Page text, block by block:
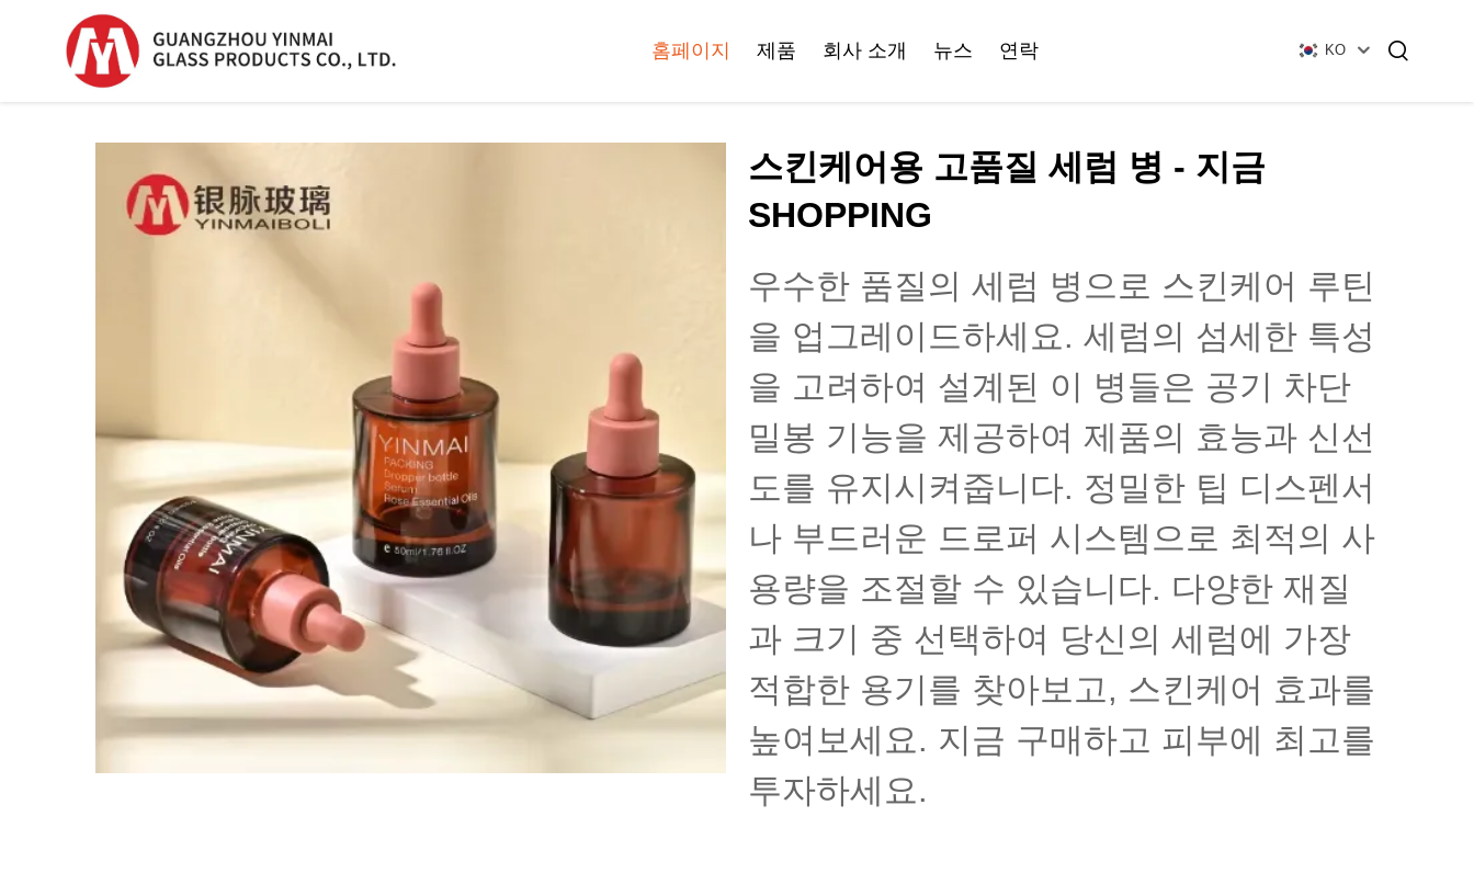
홈페이지 제품
롤온 병 필수유 병
화장품 병 세트
세트
유리 바이알 및 앰플
앰풀
플라스틱 로션 병
전화 / WhatsApp / WeChat:
+8618320020407 문의하기 닫힌
회사 소개 뉴스 연락 KO
스킨케어용 고품질 세럼 병 - 지금
SHOPPING
우수한 품질의 세럼 병으로 스킨케어 루틴
을 업그레이드하세요. 세럼의 섬세한 특성
을 고려하여 설계된 이 병들은 공기 차단
밀봉 기능을 제공하여 제품의 효능과 신선
도를 유지시켜줍니다. 정밀한 팁 디스펜서
나 부드러운 드로퍼 시스템으로 최적의 사
용량을 조절할 수 있습니다. 다양한 재질
과 크기 중 선택하여 당신의 세럼에 가장
적합한 용기를 찾아보고, 스킨케어 효과를
높여보세요. 지금 구매하고 피부에 최고를
투자하세요.